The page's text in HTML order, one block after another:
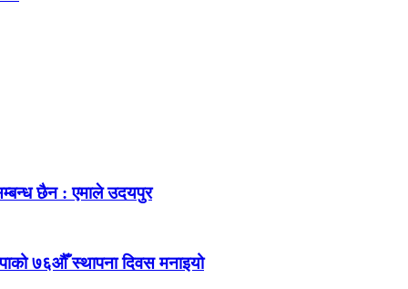
छैन : एमाले उदयपुर
७६औँ स्थापना दिवस मनाइयो